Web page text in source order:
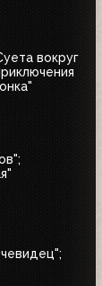
вокруг